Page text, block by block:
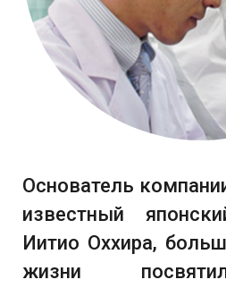
Основатель
известный
Иитио Оххира,
жизни